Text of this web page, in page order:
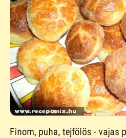
Finom, puha, tejfölös - vajas